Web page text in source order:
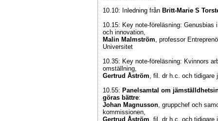
10.10: Inledning från Britt-Marie S
10.15: Key note-föreläsning:
och innovation,
Malin Malmström, professor
Universitet
10.35: Key note-föreläsning: Kvinnors
omställning,
Gertrud Åström, fil. dr h.c. och tidigare
10.55: Panelsamtal om
göras bättre:
Johan Magnusson, gruppchef och
kommissionen,
Gertrud Åström, fil. dr h.c. och tidigare